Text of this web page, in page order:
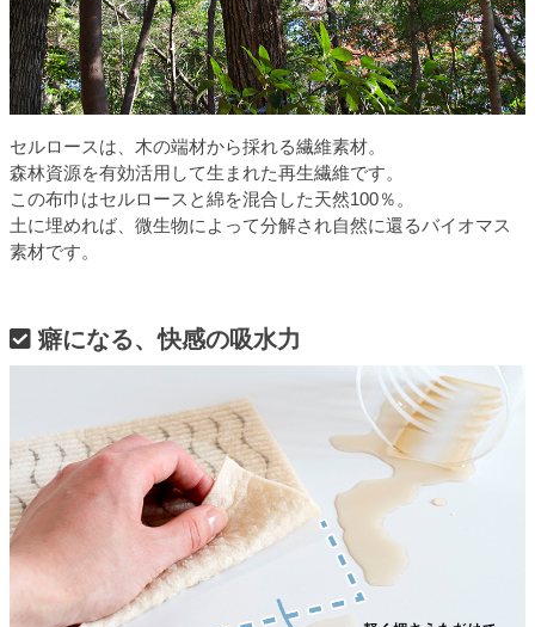
セルロースは、木の端材から採れる繊維素材。
森林資源を有効活用して生まれた再生繊維です。
この布巾はセルロースと綿を混合した天然100％。
土に埋めれば、微生物によって分解され自然に還るバイオマス
素材です。
癖になる、快感の吸水力